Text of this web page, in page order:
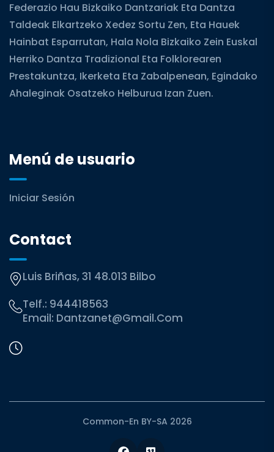
Federazio Hau Bizkaiko Dantzariak Eta Dantza
Taldeak Elkartzeko Xedez Sortu Zen, Eta Hauek
Hainbat Esparrutan, Hala Nola Bizkaiko Zein Euskal
Herriko Dantza Tradizional Eta Folklorearen
Prestakuntza, Ikerketa Eta Zabalpenean, Egindako
Ahaleginak Osatzeko Helburua Izan Zuen.
Menú de usuario
Iniciar Sesión
Contact
Luis Briñas, 31 48.013 Bilbo
Telf.: 944418563
Email: Dantzanet@gmail.com
Common-En BY-SA 2026